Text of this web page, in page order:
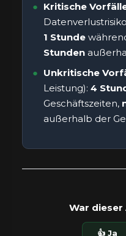
Kritische
1 Stunde
Stunden
Unkritische
Leistung): 4
Geschäftszeiten,
außerhalb der
War dieser
👍 Ja